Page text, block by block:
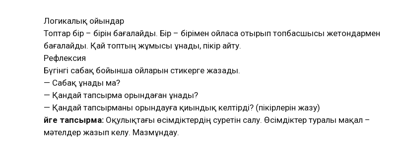
Логикалық ойындар
Топтар бір – бірін бағалайды. Бір – бірімен ойласа отырып топбасшысы жетондармен
бағалайды. Қай топтың жұмысы ұнады, пікір айту.
Рефлексия
Бүгінгі сабақ бойынша ойларын стикерге жазады.
— Сабақ ұнады ма?
— Қандай тапсырма орындаған ұнады?
— Қандай тапсырманы орындауға қиындық келтірді? (пікірлерін жазу)
Үйге тапсырма: Оқулықтағы өсімдіктердің суретін салу. Өсімдіктер туралы мақал –
мәтелдер жазып келу. Мазмұндау.